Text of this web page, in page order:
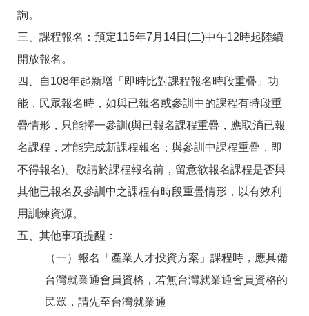
English
民
意
信
常
見
問
雙
語
詞
雲
嘉
南
署
資
源
手
RSS
詢。
三、課程報名：預定115年7月14日(二)中午12時起陸續
開放報名。
四、自108年起新增「即時比對課程報名時段重疊」功
能，民眾報名時，如與已報名或參訓中的課程有時段重
疊情形，只能擇一參訓(與已報名課程重疊，應取消已報
名課程，才能完成新課程報名；與參訓中課程重疊，即
不得報名)。敬請於課程報名前，留意欲報名課程是否與
其他已報名及參訓中之課程有時段重疊情形，以有效利
用訓練資源。
五、其他事項提醒：
（一）報名「產業人才投資方案」課程時，應具備
台灣就業通會員資格，若無台灣就業通會員資格的
民眾，請先至台灣就業通